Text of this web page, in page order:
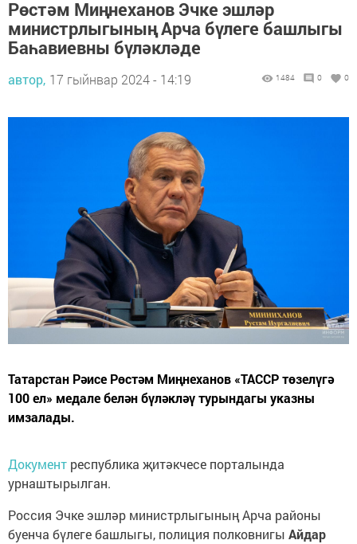
Рөстәм Миңнеханов Эчке эшләр
министрлыгының Арча бүлеге башлыгы
Баһавиевны бүләкләде
автор, 17 гыйнвар 2024 - 14:19 1484 0 0
Татарстан Рәисе Рөстәм Миңнеханов «ТАССР төзелүгә
100 ел» медале белән бүләкләү турындагы указны
имзалады.
Документ республика җитәкчесе порталында
урнаштырылган.
Россия Эчке эшләр министрлыгының Арча районы
буенча бүлеге башлыгы, полиция полковнигы Айдар